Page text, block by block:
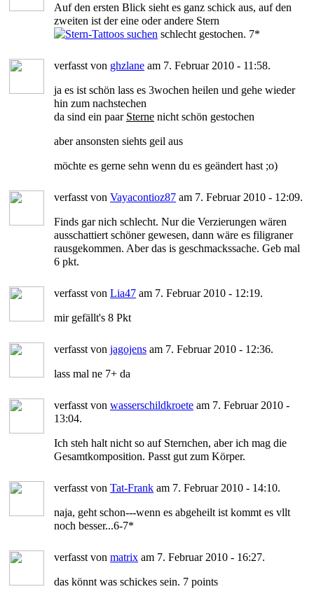
Auf den ersten Blick sieht es ganz schick aus, auf den
zweiten ist der eine oder andere Stern
schlecht gestochen. 7*
verfasst von ghzlane am 7. Februar 2010 - 11:58.
ja es ist schön lass es 3wochen heilen und gehe wieder
hin zum nachstechen
da sind ein paar Sterne nicht schön gestochen
aber ansonsten siehts geil aus
möchte es gerne sehn wenn du es geändert hast ;o)
verfasst von Vayacontioz87 am 7. Februar 2010 - 12:09.
Finds gar nich schlecht. Nur die Verzierungen wären
ausschattiert schöner gewesen, dann wäre es filigraner
rausgekommen. Aber das is geschmackssache. Geb mal
6 pkt.
verfasst von Lia47 am 7. Februar 2010 - 12:19.
mir gefällt's 8 Pkt
verfasst von jagojens am 7. Februar 2010 - 12:36.
lass mal ne 7+ da
verfasst von wasserschildkroete am 7. Februar 2010 -
13:04.
Ich steh halt nicht so auf Sternchen, aber ich mag die
Gesamtkomposition. Passt gut zum Körper.
verfasst von Tat-Frank am 7. Februar 2010 - 14:10.
naja, geht schon---wenn es abgeheilt ist kommt es vllt
noch besser...6-7*
verfasst von matrix am 7. Februar 2010 - 16:27.
das könnt was schickes sein. 7 points